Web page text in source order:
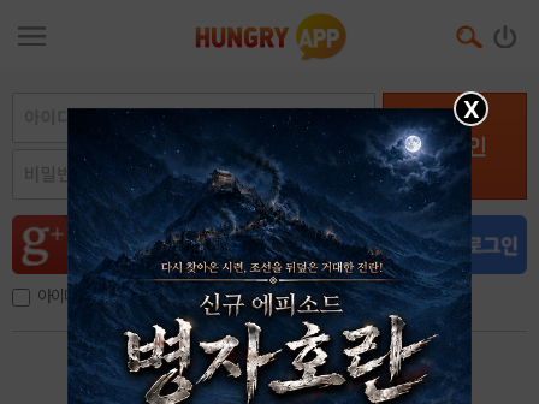
로그인
아이디, 이메일 저장
아이디 / 비밀번호 찾기 회원가입
X